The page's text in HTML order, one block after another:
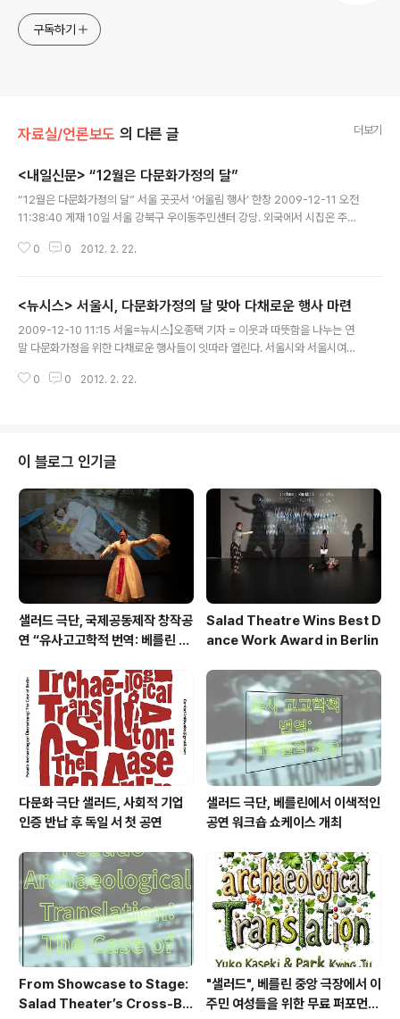
구독하기
자료실/언론보도 의 다른 글 더보기
<내일신문> “12월은 다문화가정의 달”
“12월은 다문화가정의 달” 서울 곳곳서 ‘어울림 행사’ 한창 2009-12-11 오전
11:38:40 게재 10일 서울 강북구 우이동주민센터 강당. 외국에서 시집온 주부
씨에 말도 잘 통하지 않아 우왕좌왕하는 듯하더니 곧 익숙해진 모습이다. 그리
행사가 한창이다. 서울여성가족재단은 11일 동작구 대방동 서울여성플라자 내
‘아트홀 봄’에서 다문화가정과 함께하는 ‘비빔밥 콘서트’와 포럼을 연다. 비빔밥
콘서트는 오전 11시부터 1시간 30분간 진행된다. 미국 독일 캐나다 한국인으로
0 0 2012. 2. 22.
<뉴시스> 서울시, 다문화가정의 달 맞아 다채로운 행사 마련
2009-12-10 11:15 서울=뉴시스】오종택 기자 = 이웃과 따뜻함을 나누는 연
말 다문화가정을 위한 다채로운 행사들이 잇따라 열린다. 서울시와 서울시여성
홀 봄에서 '다문화가정과 함께하는 비빔밥 콘서트'와 '다문화가족 정착을 위한
각 지역 건강가정지원센터에서 참여한 결혼이민자 3개 공연팀 등 다문화가정이
직접 참여한다. 오후 2시부터는 다문화가정의 안정적인 사회정착을 위해 마련
된 '..
0 0 2012. 2. 22.
이 블로그 인기글
샐러드 극단, 국제공동제작 창작공
연 “유사고고학적 번역: 베를린 사
Salad Theatre Wins Best D
ance Work Award in Berlin
다문화 극단 샐러드, 사회적 기업
인증 반납 후 독일 서 첫 공연
샐러드 극단, 베를린에서 이색적인
공연 워크숍 쇼케이스 개최
From Showcase to Stage:
Salad Theater’s Cross-Bo
"샐러드", 베를린 중앙 극장에서 이
주민 여성들을 위한 무료 퍼포먼스